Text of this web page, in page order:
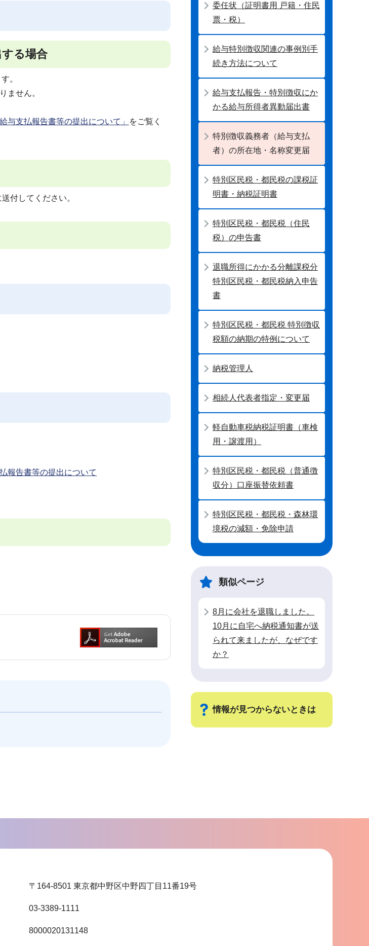
る場合
。
ません。
与支払報告書等の提出について」
をご覧く
付してください。
報告書等の提出について
委任状（証明書用 戸籍・住民
票・税）
給与特別徴収関連の事例別手
続き方法について
給与支払報告・特別徴収にか
かる給与所得者異動届出書
特別徴収義務者（給与支払
者）の所在地・名称変更届
特別区民税・都民税の課税証
明書・納税証明書
特別区民税・都民税（住民
税）の申告書
退職所得にかかる分離課税分
特別区民税・都民税納入申告
書
特別区民税・都民税 特別徴収
税額の納期の特例について
納税管理人
相続人代表者指定・変更届
軽自動車税納税証明書（車検
用・譲渡用）
特別区民税・都民税（普通徴
収分）口座振替依頼書
特別区民税・都民税・森林環
境税の減額・免除申請
類似ページ
8月に会社を退職しました。
10月に自宅へ納税通知書が送
られて来ましたが、なぜです
か？
情報が見つからないときは
こ
〒164-8501 東京都中野区中野四丁目11番19号
03-3389-1111
8000020131148